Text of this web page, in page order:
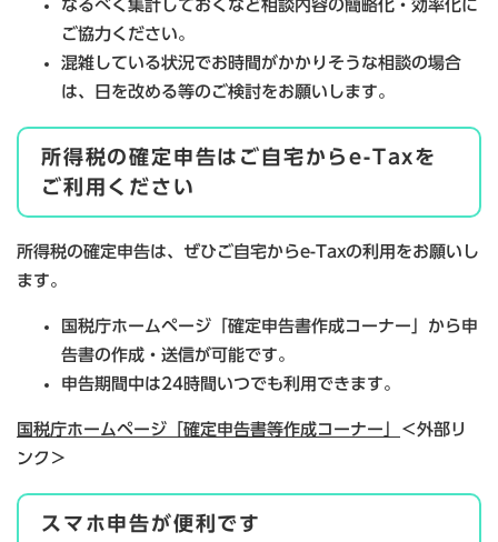
なるべく集計しておくなど相談内容の簡略化・効率化に
ご協力ください。
混雑している状況でお時間がかかりそうな相談の場合
は、日を改める等のご検討をお願いします。
所得税の確定申告はご自宅からe-Taxを
ご利用ください
所得税の確定申告は、ぜひご自宅からe-Taxの利用をお願いし
ます。
国税庁ホームページ「確定申告書作成コーナー」から申
告書の作成・送信が可能です。
申告期間中は24時間いつでも利用できます。
国税庁ホームページ「確定申告書等作成コーナー」
＜外部リ
ンク＞
スマホ申告が便利です